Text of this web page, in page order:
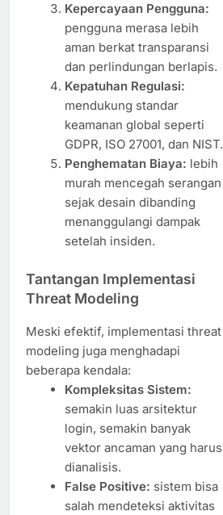
Kepercayaan Pengguna:
pengguna merasa lebih
aman berkat transparansi
dan perlindungan berlapis.
Kepatuhan Regulasi:
mendukung standar
keamanan global seperti
GDPR, ISO 27001, dan NIST.
Penghematan Biaya: lebih
murah mencegah serangan
sejak desain dibanding
menanggulangi dampak
setelah insiden.
Tantangan Implementasi
Threat Modeling
Meski efektif, implementasi threat
modeling juga menghadapi
beberapa kendala:
Kompleksitas Sistem:
semakin luas arsitektur
login, semakin banyak
vektor ancaman yang harus
dianalisis.
False Positive: sistem bisa
salah mendeteksi aktivitas